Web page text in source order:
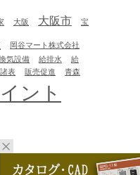
大阪 大阪市 宝
岡谷マート株式会社
気設備 給排水
給
表 販売促進 青森
ント